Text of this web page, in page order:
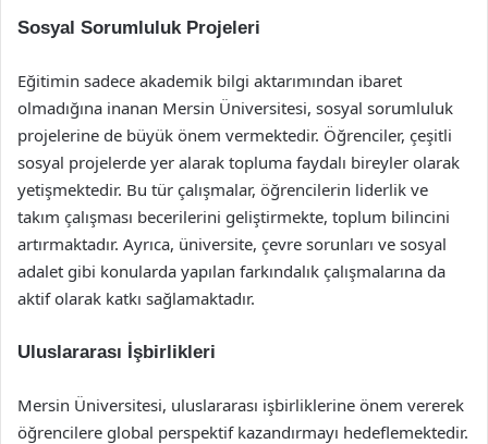
Sosyal Sorumluluk Projeleri
Eğitimin sadece akademik bilgi aktarımından ibaret
olmadığına inanan Mersin Üniversitesi, sosyal sorumluluk
projelerine de büyük önem vermektedir. Öğrenciler, çeşitli
sosyal projelerde yer alarak topluma faydalı bireyler olarak
yetişmektedir. Bu tür çalışmalar, öğrencilerin liderlik ve
takım çalışması becerilerini geliştirmekte, toplum bilincini
artırmaktadır. Ayrıca, üniversite, çevre sorunları ve sosyal
adalet gibi konularda yapılan farkındalık çalışmalarına da
aktif olarak katkı sağlamaktadır.
Uluslararası İşbirlikleri
Mersin Üniversitesi, uluslararası işbirliklerine önem vererek
öğrencilere global perspektif kazandırmayı hedeflemektedir.